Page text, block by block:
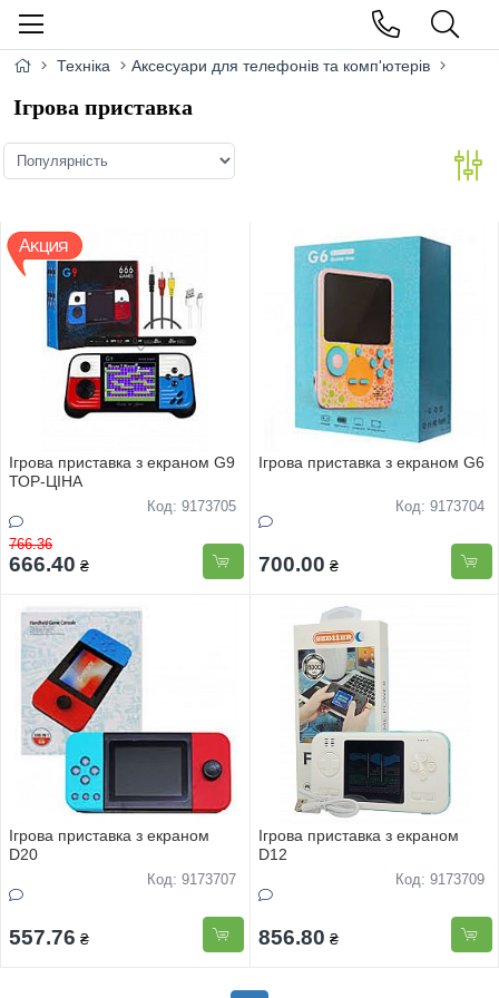
Техніка Аксесуари для телефонів та комп'ютерів
Ігрова приставка
Iгрова приставка з екраном G9
ТОР-ЦIНА
Код: 9173705
766.36
666.40 ₴
Iгрова приставка з екраном G6
Код: 9173704
700.00 ₴
Iгрова приставка з екраном
D20
Код: 9173707
557.76 ₴
Iгрова приставка з екраном
D12
Код: 9173709
856.80 ₴